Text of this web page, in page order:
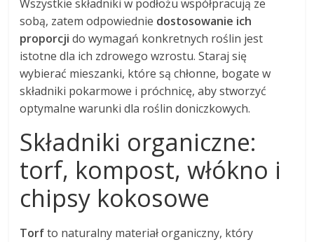
Wszystkie składniki w podłożu współpracują ze
sobą, zatem odpowiednie dostosowanie ich
proporcji do wymagań konkretnych roślin jest
istotne dla ich zdrowego wzrostu. Staraj się
wybierać mieszanki, które są chłonne, bogate w
składniki pokarmowe i próchnicę, aby stworzyć
optymalne warunki dla roślin doniczkowych.
Składniki organiczne:
torf, kompost, włókno i
chipsy kokosowe
Torfto naturalny materiał organiczny, który